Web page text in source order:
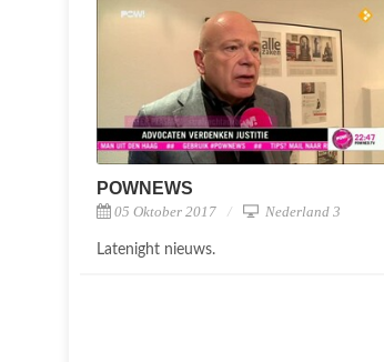
POWNEWS
05 Oktober 2017 Nederland 3
Latenight nieuws.